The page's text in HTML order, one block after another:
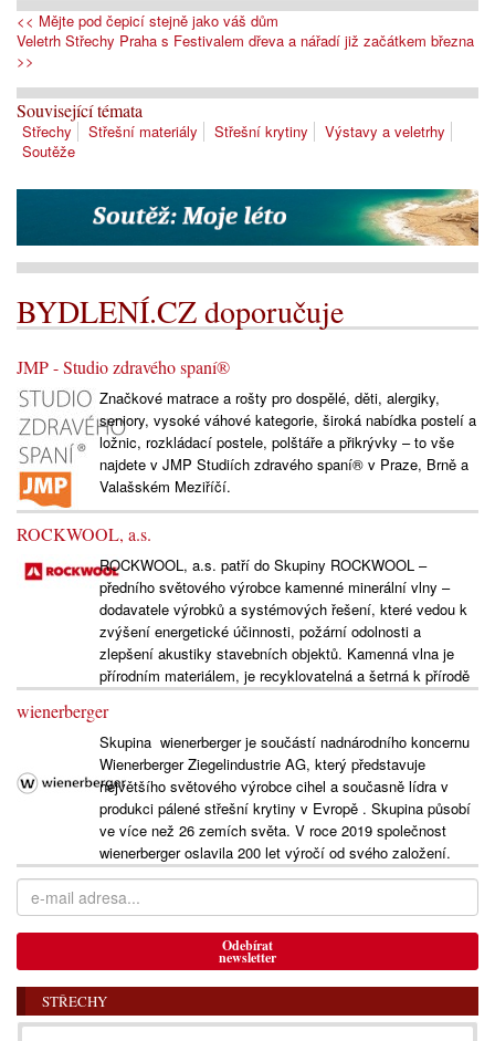
<< Mějte pod čepicí stejně jako váš dům
Veletrh Střechy Praha s Festivalem dřeva a nářadí již začátkem března
>>
Související témata
Střechy Střešní materiály Střešní krytiny
Výstavy a veletrhy
Soutěže
BYDLENÍ.CZ doporučuje
JMP - Studio zdravého spaní®
Značkové matrace a rošty pro dospělé, děti, alergiky,
seniory, vysoké váhové kategorie, široká nabídka postelí a
ložnic, rozkládací postele, polštáře a přikrývky – to vše
najdete v JMP Studiích zdravého spaní® v Praze, Brně a
Valašském Meziříčí.
ROCKWOOL, a.s.
ROCKWOOL, a.s. patří do Skupiny ROCKWOOL –
předního světového výrobce kamenné minerální vlny –
dodavatele výrobků a systémových řešení, které vedou k
zvýšení energetické účinnosti, požární odolnosti a
zlepšení akustiky stavebních objektů. Kamenná vlna je
přírodním materiálem, je recyklovatelná a šetrná k přírodě
wienerberger
Skupina wienerberger je součástí nadnárodního koncernu
Wienerberger Ziegelindustrie AG, který představuje
největšího světového výrobce cihel a současně lídra v
produkci pálené střešní krytiny v Evropě . Skupina působí
ve více než 26 zemích světa. V roce 2019 společnost
wienerberger oslavila 200 let výročí od svého založení.
Odebírat
newsletter
STŘECHY